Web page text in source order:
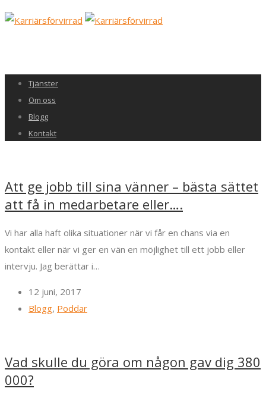
Tjänster
Om oss
Blogg
Kontakt
Att ge jobb till sina vänner – bästa sättet
att få in medarbetare eller….
Vi har alla haft olika situationer när vi får en chans via en
kontakt eller när vi ger en vän en möjlighet till ett jobb eller
intervju. Jag berättar i…
12 juni, 2017
Blogg, Poddar
Vad skulle du göra om någon gav dig 380
000?